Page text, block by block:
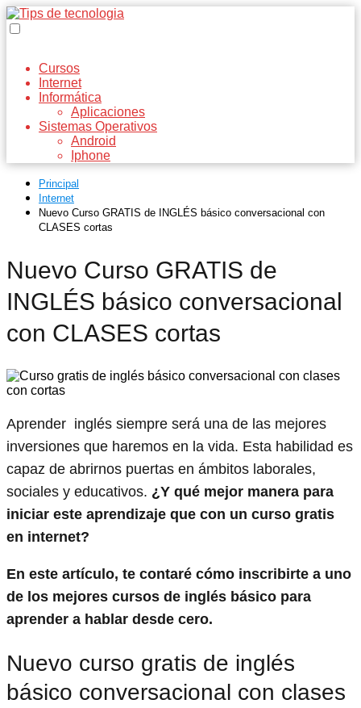
Cursos
Internet
Informática
Aplicaciones
Sistemas Operativos
Android
Iphone
Principal
Internet
Nuevo Curso GRATIS de INGLÉS básico conversacional con
CLASES cortas
Nuevo Curso GRATIS de
INGLÉS básico conversacional
con CLASES cortas
Aprender inglés siempre será una de las mejores
inversiones que haremos en la vida. Esta habilidad es
capaz de abrirnos puertas en ámbitos laborales,
sociales y educativos. ¿Y qué mejor manera para
iniciar este aprendizaje que con un curso gratis
en internet?
En este artículo, te contaré cómo inscribirte a uno
de los mejores cursos de inglés básico para
aprender a hablar desde cero.
Nuevo curso gratis de inglés
básico conversacional con clases